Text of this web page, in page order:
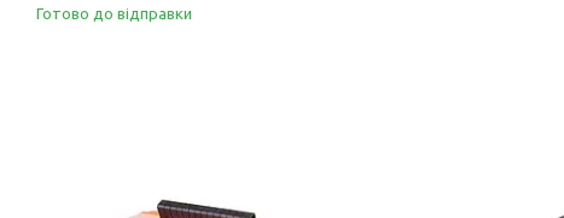
Готово до відправки